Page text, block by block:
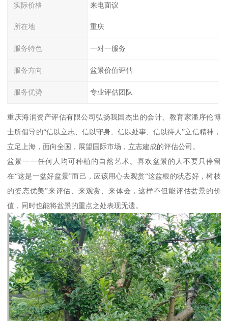
实际价格 来电面议
所在地 重庆
服务特色 一对一服务
服务方向 盆景价值评估
服务优势 专业评估团队
重庆海润资产评估有限公司弘扬我国杰出的会计、教育家潘序伦博
士所倡导的“信以立志、信以守身、信以处事、信以待人”立信精神，
立足上海，面向全国，展望国际市场，立志建成的评估公司。
盆景一一任何人均可种植的自然艺术。喜欢盆景的人不要只停留
在“这是一盆好盆景”而己，应该用心去观赏“这盆根的状态好，树枝
的姿态优美”来评估、来观赏、来体会，这样不但能评估盆景的价
值，同时也能将盆景的重点之处表现无遗。